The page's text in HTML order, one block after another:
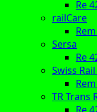
Re
railCare
Sersa
Re
Swiss
TR Trans